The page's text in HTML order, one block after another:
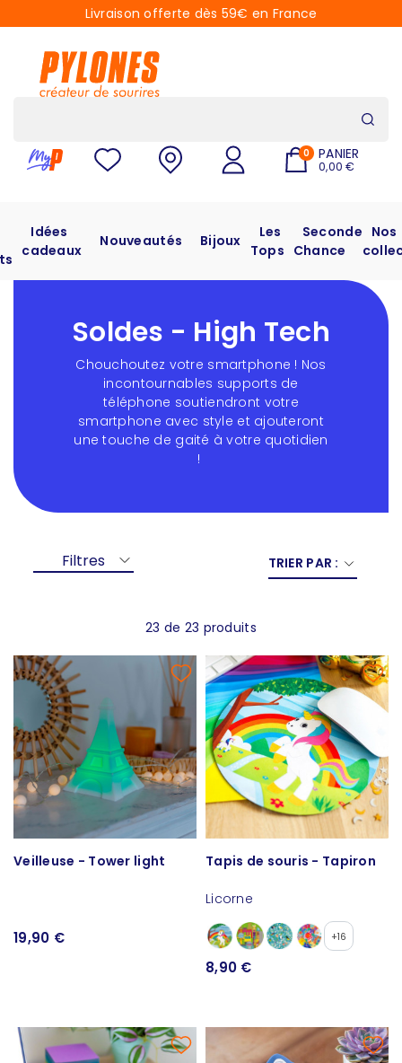
Livraison offerte dès 59€ en France
0 PANIER
0,00 €
Idées
cadeaux
Nouveautés Bijoux
Les
Tops
Seconde
Chance
Nos
Soldes - High Tech
Chouchoutez votre smartphone ! Nos
incontournables supports de
téléphone soutiendront votre
smartphone avec style et ajouteront
une touche de gaité à votre quotidien
!
Filtres TRIER PAR :
23 de 23 produits
Veilleuse - Tower light
19,90 €
Tapis de souris - Tapiron
Licorne
+16
8,90 €